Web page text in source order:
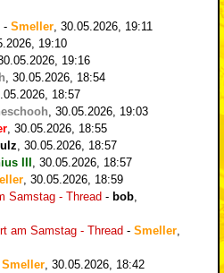
- Smeller 30.05.2026, 19:11
19:10
19:16
30.05.2026, 18:54
18:57
30.05.2026, 19:03
30.05.2026, 18:55
30.05.2026, 18:57
III
30.05.2026, 18:57
30.05.2026, 18:59
Samstag - Thread - bob
am Samstag - Thread - Smeller
Smeller 30.05.2026, 18:42